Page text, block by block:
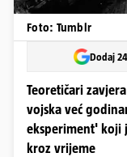
Foto: Tumblr
Dodaj
Teoretičari
vojska već
eksperiment' koji
kroz vrijeme